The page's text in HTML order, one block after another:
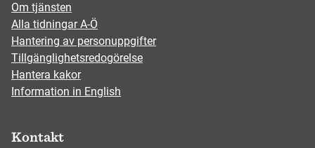
Om tjänsten
Alla tidningar A-Ö
Hantering av personuppgifter
Tillgänglighetsredogörelse
Hantera kakor
Information in English
Kontakt